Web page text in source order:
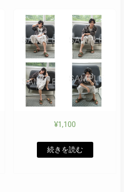
¥1,100
続きを読む